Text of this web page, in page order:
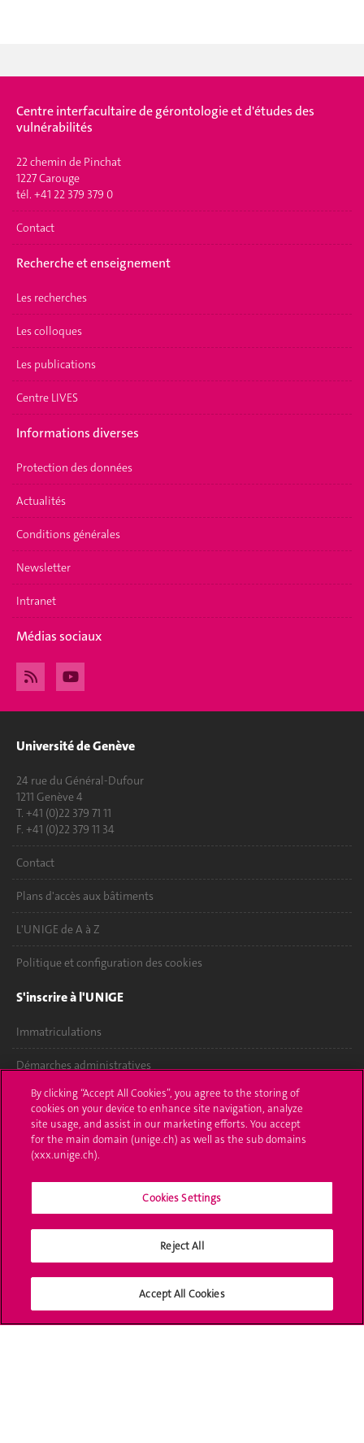
Centre interfacultaire de gérontologie et d'études des
vulnérabilités
22 chemin de Pinchat
1227 Carouge
tél. +41 22 379 379 0
Contact
Recherche et enseignement
Les recherches
Les colloques
Les publications
Centre LIVES
Informations diverses
Protection des données
Actualités
Conditions générales
Newsletter
Intranet
Médias sociaux
Université de Genève
24 rue du Général-Dufour
1211 Genève 4
T. +41 (0)22 379 71 11
F. +41 (0)22 379 11 34
Contact
Plans d'accès aux bâtiments
L'UNIGE de A à Z
Politique et configuration des cookies
S'inscrire à l'UNIGE
Immatriculations
Démarches administratives
Poser une question
L'UNIGE vous informe
Offres d'emploi
Bibliothèque
By clicking “Accept All Cookies”, you agree to the storing of
cookies on your device to enhance site navigation, analyze
site usage, and assist in our marketing efforts. You accept
for the main domain (unige.ch) as well as the sub domains
(xxx.unige.ch).
Cookies Settings
Reject All
Accept All Cookies